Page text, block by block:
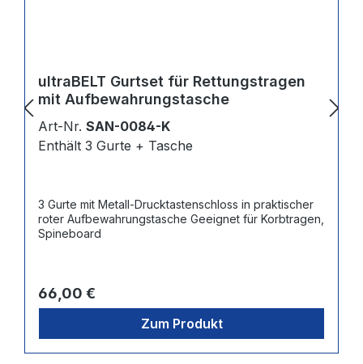
ultraBELT Gurtset für Rettungstragen
mit Aufbewahrungstasche
Art-Nr. SAN-0084-K
Enthält 3 Gurte + Tasche
3 Gurte mit Metall-Drucktastenschloss in praktischer
roter Aufbewahrungstasche Geeignet für Korbtragen,
Spineboard
Regulärer Preis:
66,00 €
Zum Produkt